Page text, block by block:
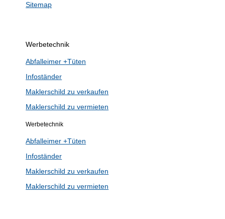
Sitemap
Werbetechnik
Abfalleimer +Tüten
Infoständer
Maklerschild zu verkaufen
Maklerschild zu vermieten
Werbetechnik
Abfalleimer +Tüten
Infoständer
Maklerschild zu verkaufen
Maklerschild zu vermieten